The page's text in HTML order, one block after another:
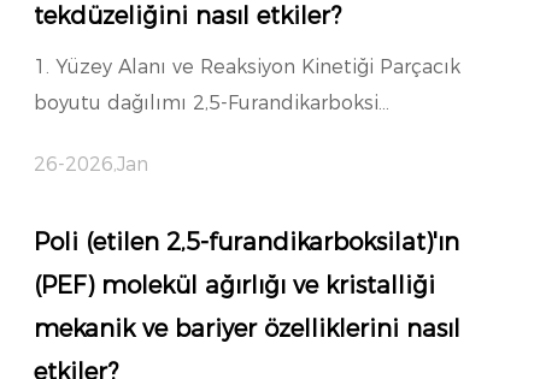
tekdüzeliğini nasıl etkiler?
1. Yüzey Alanı ve Reaksiyon Kinetiği Parçacık
boyutu dağılımı 2,5-Furandikarboksi...
26-2026,Jan
Poli (etilen 2,5-furandikarboksilat)'ın
(PEF) molekül ağırlığı ve kristalliği
mekanik ve bariyer özelliklerini nasıl
etkiler?